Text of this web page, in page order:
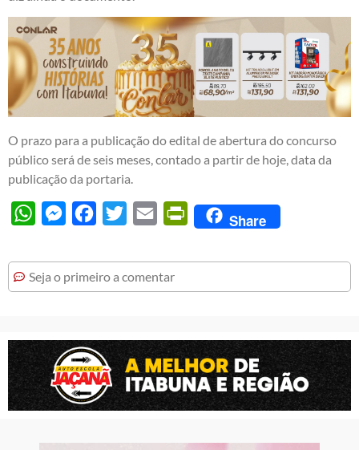
O prazo para a publicação do edital de abertura do concurso
público será de seis meses, contado a partir de hoje, data da
publicação da portaria.
WhatsAppMessengerFacebook
Twitter Email PrintFriendly
Share
Seja o primeiro a comentar